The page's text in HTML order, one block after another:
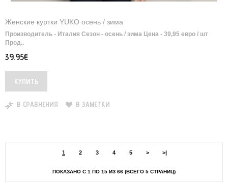
Женские куртки YUKO осень / зима
Производитель - Италия Сезон - осень / зима Цена - 39,95 евро / шт
Прод..
39.95€
В СРАВНЕНИЯ В ЗАМЕТКИ
1 2 3 4 5 > >|
ПОКАЗАНО С 1 ПО 15 ИЗ 66 (ВСЕГО 5 СТРАНИЦ)